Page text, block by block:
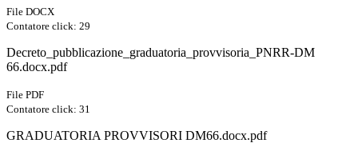
File DOCX
Contatore click: 29
Decreto_pubblicazione_graduatoria_provvisoria_PNRR-DM
66.docx.pdf
File PDF
Contatore click: 31
GRADUATORIA PROVVISORI DM66.docx.pdf